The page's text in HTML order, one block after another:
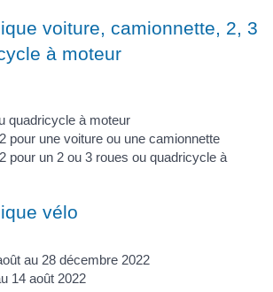
voiture, camionnette, 2, 3
à moteur
quadricycle à moteur
pour une voiture ou une camionnette
pour un 2 ou 3 roues ou quadricycle à
vélo
au 28 décembre 2022
14 août 2022